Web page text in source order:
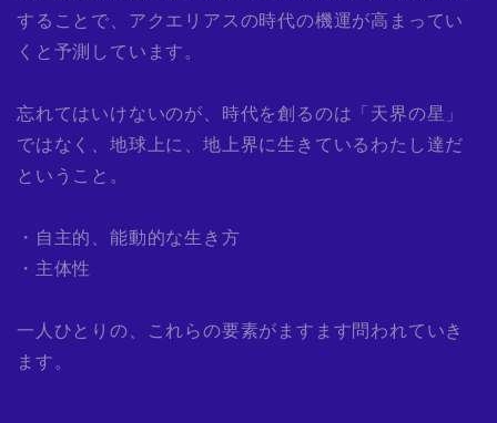
することで、アクエリアスの時代の機運が高まってい
くと予測しています。
忘れてはいけないのが、時代を創るのは「天界の星」
ではなく、地球上に、地上界に生きているわたし達だ
ということ。
・自主的、能動的な生き方
・主体性
一人ひとりの、これらの要素がますます問われていき
ます。